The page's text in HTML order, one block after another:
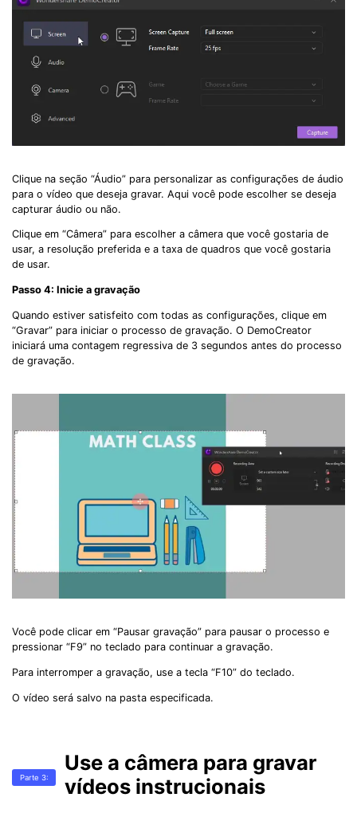
Clique na seção “Áudio” para personalizar as configurações de áudio
para o vídeo que deseja gravar. Aqui você pode escolher se deseja
capturar áudio ou não.
Clique em “Câmera” para escolher a câmera que você gostaria de
usar, a resolução preferida e a taxa de quadros que você gostaria
de usar.
Passo 4: Inicie a gravação
Quando estiver satisfeito com todas as configurações, clique em
“Gravar” para iniciar o processo de gravação. O DemoCreator
iniciará uma contagem regressiva de 3 segundos antes do processo
de gravação.
Você pode clicar em “Pausar gravação” para pausar o processo e
pressionar “F9” no teclado para continuar a gravação.
Para interromper a gravação, use a tecla “F10” do teclado.
O vídeo será salvo na pasta especificada.
Parte 3:
Use a câmera para gravar
vídeos instrucionais